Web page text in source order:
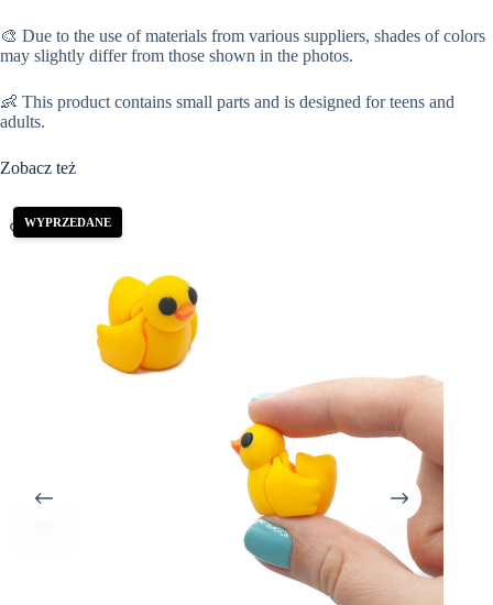
🎨 Due to the use of materials from various suppliers, shades of colors
may slightly differ from those shown in the photos.
👶 This product contains small parts and is designed for teens and
adults.
Zobacz też
WYPRZEDANE